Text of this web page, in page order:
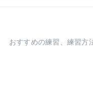
おすすめの練習、練習方